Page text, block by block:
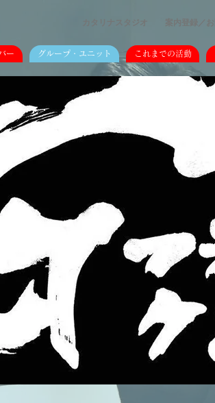
案内登録／
ー グループ・ユニット これまでの活動